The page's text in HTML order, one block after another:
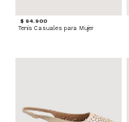
$ 94.900
Tenis Casuales para Mujer